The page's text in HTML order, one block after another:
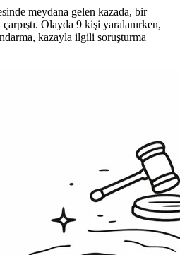
meydana gelen kazada, bir
Olayda 9 kişi yaralanırken,
kazayla ilgili soruşturma